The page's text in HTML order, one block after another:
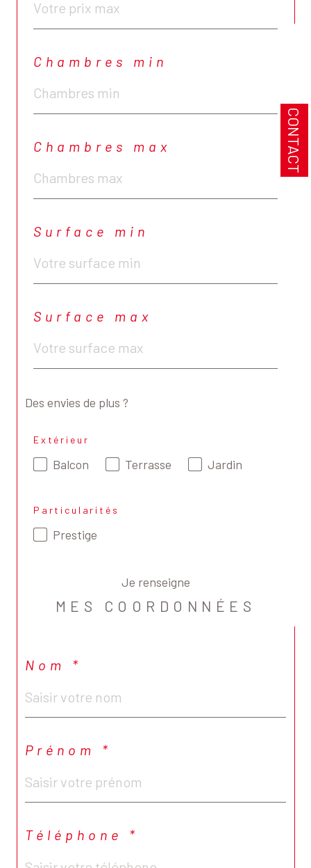
CONTACT
Chambres min
Chambres max
Surface min
Surface max
Des envies de plus ?
Extérieur
Balcon Terrasse Jardin
Particularités
Prestige
Je renseigne
MES COORDONNÉES
Nom *
Prénom *
Téléphone *